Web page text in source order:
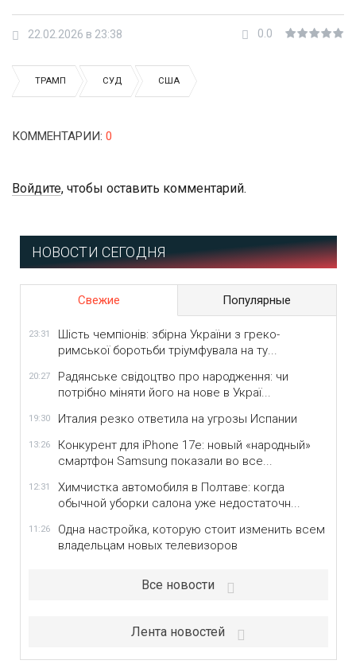
22.02.2026 в 23:38 0.0
ТРАМП СУД США
КОММЕНТАРИИ: 0
Войдите, чтобы оставить комментарий.
НОВОСТИ СЕГОДНЯ
Свежие Популярные
23:31
Шість чемпіонів: збірна України з греко-
римської боротьби тріумфувала на ту...
20:27
Радянське свідоцтво про народження: чи
потрібно міняти його на нове в Украї...
19:30 Италия резко ответила на угрозы Испании
13:26
Конкурент для iPhone 17e: новый «народный»
смартфон Samsung показали во все...
12:31
Химчистка автомобиля в Полтаве: когда
обычной уборки салона уже недостаточн...
11:26
Одна настройка, которую стоит изменить всем
владельцам новых телевизоров
Все новости
Лента новостей